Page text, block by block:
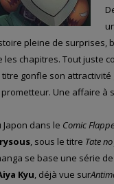
pleine de surprises,
les chapitres. Tout juste
titre gonfle son attractivité
Une affaire à
dans le Comic
, sous le titre Tate
se base une série de
Kyu, déjà vue sur